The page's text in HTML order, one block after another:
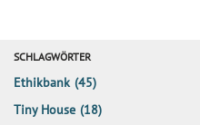
SCHLAGWÖRTER
Ethikbank (45)
Tiny House (18)